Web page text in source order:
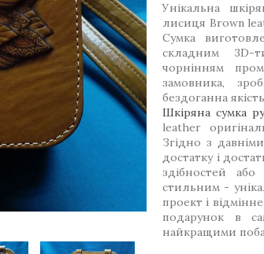
Унікальна
лисиця Brown
Сумка
складним 3D-
чорнінням
замовника,
бездоганна
Шкіряна сумка
leather
Згідно з
достатку і
здібностей
стильним -
проект і
подарунок в
найкращими